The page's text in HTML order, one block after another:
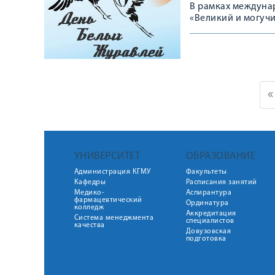
В рамках
«Великий и
«
УНИВЕРСИТЕТ
Администрация КГМУ
Кафедры
Медико-
фармацевтический
колледж
Система менеджмента
качества
ОБРАЗОВАНИЕ
Факультеты
Расписания занятий
Аспирантура
Ординатура
Аккредитация
специалистов
Довузовская
подготовка